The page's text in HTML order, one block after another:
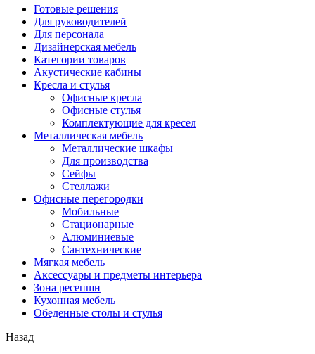
Готовые решения
Для руководителей
Для персонала
Дизайнерская мебель
Категории товаров
Акустические кабины
Кресла и стулья
Офисные кресла
Офисные стулья
Комплектующие для кресел
Металлическая мебель
Металлические шкафы
Для производства
Сейфы
Стеллажи
Офисные перегородки
Мобильные
Стационарные
Алюминиевые
Сантехнические
Мягкая мебель
Аксессуары и предметы интерьера
Зона ресепшн
Кухонная мебель
Обеденные столы и стулья
Назад